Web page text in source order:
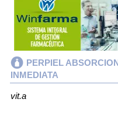
PERPIEL
INMEDIATA
vit.a